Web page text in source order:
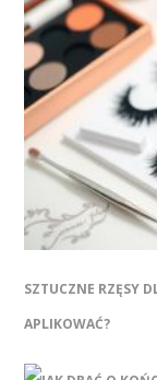
SZTUCZNE RZĘSY
APLIKOWAĆ?